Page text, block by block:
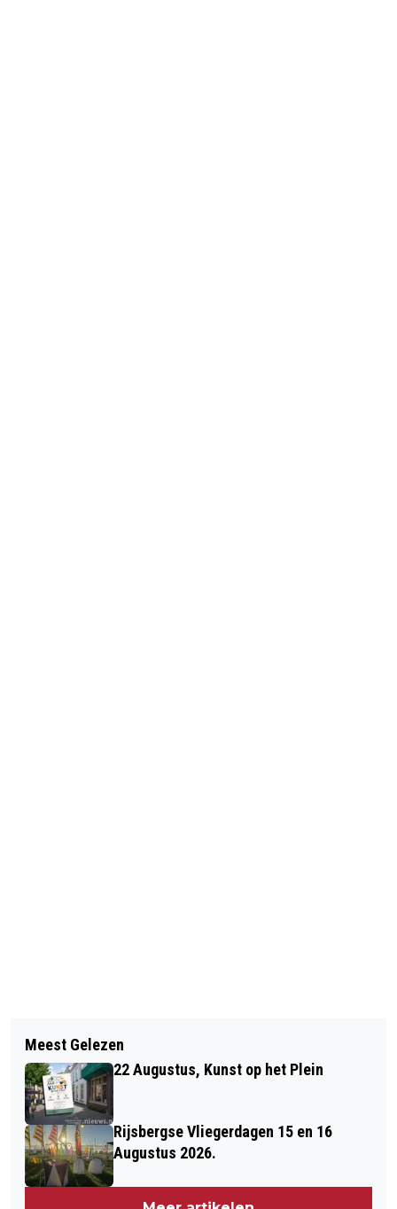
DRONKEN BERGENAAR (63)
GEARRESTEERD NA ONGEVAL
BRAVIS ZIEKENHUIS WINT NIAZ
JAARPRIJS MET ‘MEDGEZEL’
Meest Gelezen
22 Augustus, Kunst op het Plein
Rijsbergse Vliegerdagen 15 en 16
Augustus 2026.